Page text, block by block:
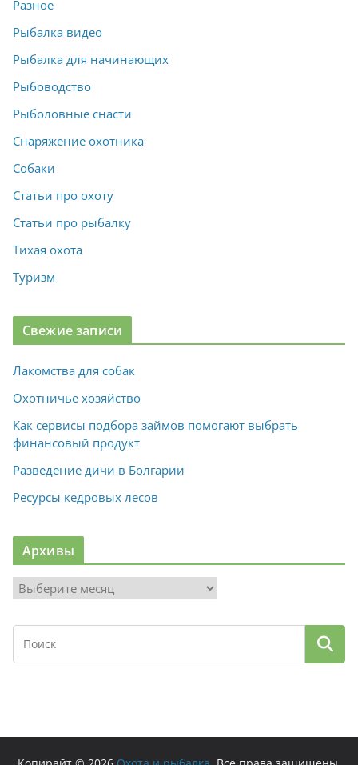
Разное
Рыбалка видео
Рыбалка для начинающих
Рыбоводство
Рыболовные снасти
Снаряжение охотника
Собаки
Статьи про охоту
Статьи про рыбалку
Тихая охота
Туризм
Свежие записи
Лакомства для собак
Охотничье хозяйство
Как сервисы подбора займов помогают выбрать
финансовый продукт
Разведение дичи в Болгарии
Ресурсы кедровых лесов
Архивы
р
х
в